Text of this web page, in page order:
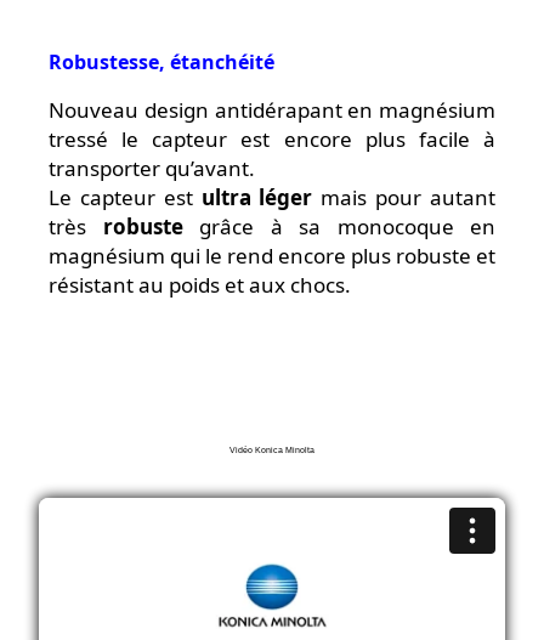
Robustesse, étanchéité
Nouveau design antidérapant en magnésium
tressé le capteur est encore plus facile à
transporter qu’avant.
Le capteur est ultra léger mais pour autant
très robuste grâce à sa monocoque en
magnésium qui le rend encore plus robuste et
résistant au poids et aux chocs.
Vidéo Konica Minolta